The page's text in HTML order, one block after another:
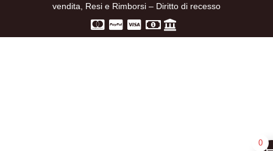
vendita, Resi e Rimborsi – Diritto di recesso
0